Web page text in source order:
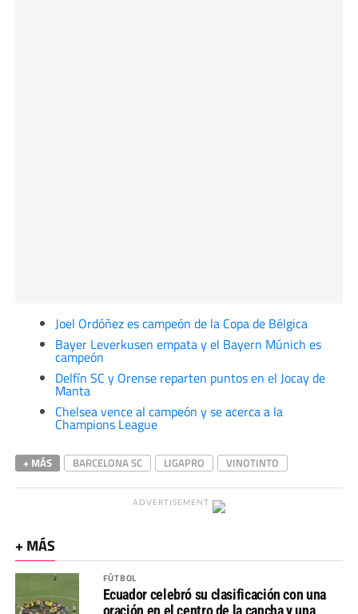
Joel Ordóñez es campeón de la Copa de Bélgica
Bayer Leverkusen empata y el Bayern Múnich es
campeón
Delfín SC y Orense reparten puntos en el Jocay de
Manta
Chelsea vence al campeón y se acerca a la
Champions League
+ MÁS BARCELONA SC LIGAPRO VINOTINTO
ADVERTISEMENT
+ MÁS
FÚTBOL
Ecuador celebró su clasificación con una
oración en el centro de la cancha y una